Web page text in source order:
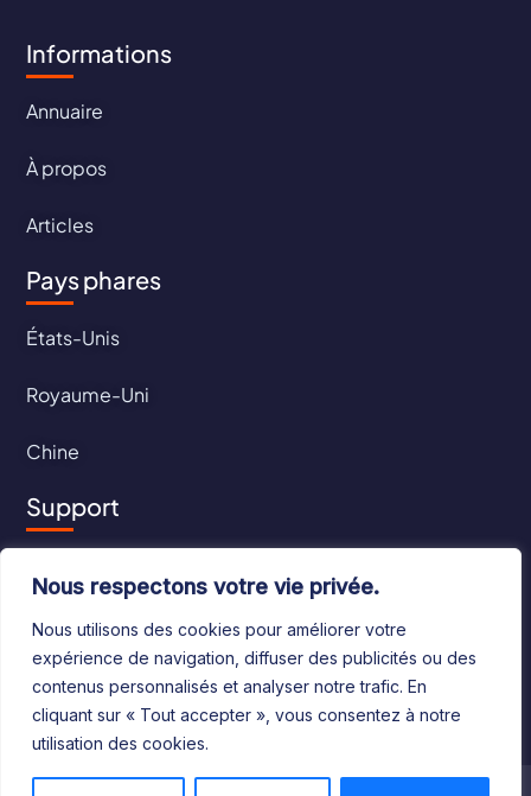
Nous respectons votre vie privée.
Nous utilisons des cookies pour améliorer votre
expérience de navigation, diffuser des publicités ou des
contenus personnalisés et analyser notre trafic. En
cliquant sur « Tout accepter », vous consentez à notre
utilisation des cookies.
Informations
Annuaire
À propos
Articles
Pays phares
États-Unis
Royaume-Uni
Chine
Support
CGU
CGV